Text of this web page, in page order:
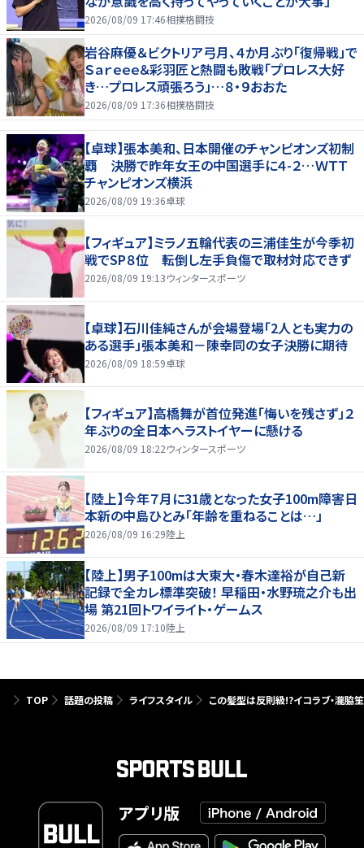
2026/08/09 17:46相撲格闘技
岩谷麻優＆ビクトリア弓月、４か月ぶり「復帰戦」で
Ｓａｒｅｅｅ＆彩羽匠と熱闘も敗戦「プロレス大好
き…プロレス頑張ろう」…８・９おおた
2026/08/09 17:36相撲格闘技
【卓球】張本美和、日本開催のチャンピオンズ初制
覇 決勝で昨年女王の中国選手に４-２…ＷＴＴ
チャンピオンズ横浜
2026/08/09 19:36卓球
【フィギュア】ミラノ五輪代表の三浦佳生が今季初
戦でSP８位 転倒し左手負傷で取材対応できず
2026/08/09 19:13ウィンタースポーツ
【卓球】石川佳純さんが会場登場「2人とも実力の
ある選手」張本美和－陳幸同の女子決勝に期待
2026/08/09 18:59卓球
【フィギュア】高橋舞が首位発進「悔いを残さず」２
年ぶりの全日本へラストイヤーに懸ける
2026/08/09 18:22ウィンタースポーツ
【陸上】今年７月に31歳となった女子100m障害日
本新の中島ひとみ「年齢を重ねることは…」
2026/08/09 16:29陸上
【陸上】男子100mは大東大・春木達裕が自己新
記録で全カレ標準突破！ 早稲田・水野琉之介も出
場 第21回トワイライト・ゲームス
2026/08/09 17:10陸上
TOP 話題の投稿 ライフスタイル この髪型は反則級!?イコラブ・瀧脇
アプリ版